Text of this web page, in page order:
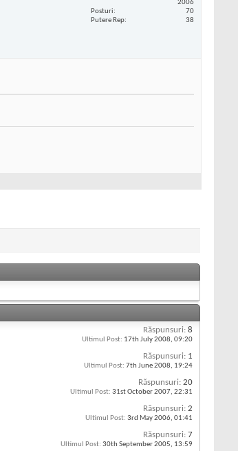
2006
Posturi
70
Putere Rep
38
Răspunsuri: 8
Ultimul Post: 17th July 2008, 09:20
Răspunsuri: 1
Ultimul Post: 7th June 2008, 19:24
Răspunsuri: 20
Ultimul Post: 31st October 2007, 22:31
Răspunsuri: 2
Ultimul Post: 3rd May 2006, 01:41
Răspunsuri: 7
Ultimul Post: 30th September 2005, 13:59